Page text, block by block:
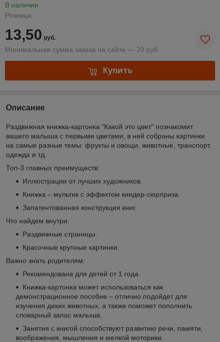
В наличии
Розница
13,50 руб.
Минимальная сумма заказа на сайте — 20 руб.
Купить
Описание
Раздвижная книжка-картонка "Какой это цвет" познакомит
вашего малыша с первыми цветами, в ней собраны картинки
на самые разные темы: фрукты и овощи, животные, транспорт,
одежда и тд.
Топ-3 главных преимуществ:
Иллюстрации от лучших художников.
Книжка – мультик с эффектом киндер-сюрприза.
Запатентованная конструкция книг.
Что найдем внутри:
Раздвижные страницы.
Красочные крупные картинки.
Важно знать родителям:
Рекомендована для детей от 1 года.
Книжка-картонка может использоваться как
демонстрационное пособие – отлично подойдет для
изучения диких животных, а также поможет пополнить
словарный запас малыша.
Занятия с книгой способствуют развитию речи, памяти,
воображения, мышления и мелкой моторики.